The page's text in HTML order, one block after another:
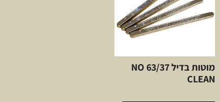
מוטות בדיל 63/37 NO
CLEAN